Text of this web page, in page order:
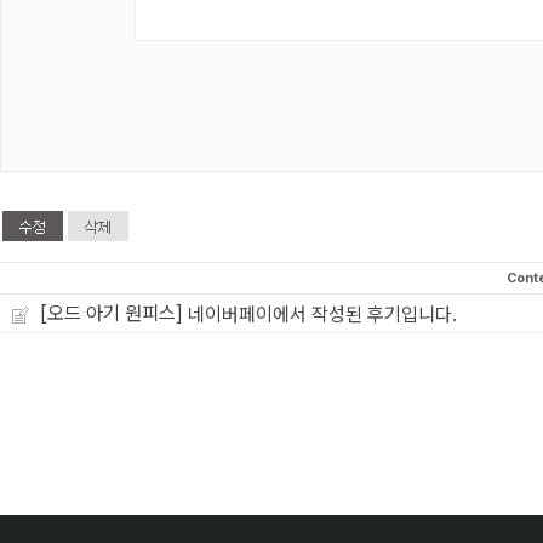
[오드 아기 원피스] 네이버페이에서 작성된 후기입니다.